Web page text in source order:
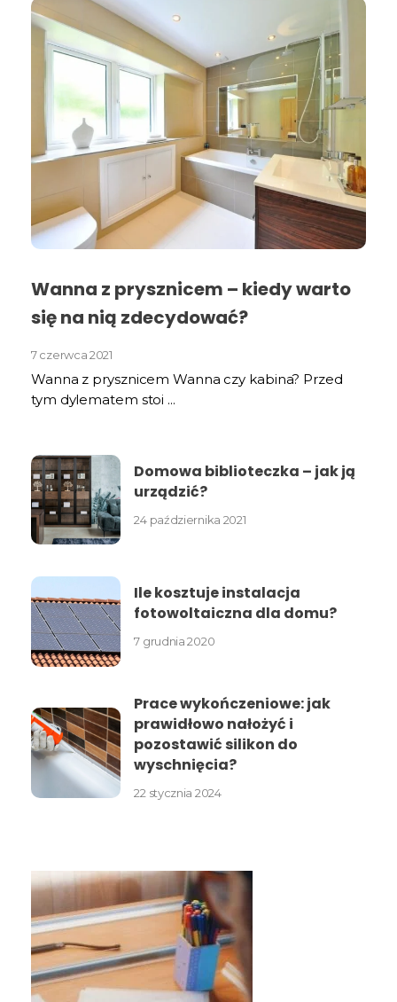
Wanna z prysznicem – kiedy warto
się na nią zdecydować?
7 czerwca 2021
Wanna z prysznicem Wanna czy kabina? Przed
tym dylematem stoi ...
Domowa biblioteczka – jak ją
urządzić?
24 października 2021
Ile kosztuje instalacja
fotowoltaiczna dla domu?
7 grudnia 2020
Prace wykończeniowe: jak
prawidłowo nałożyć i
pozostawić silikon do
wyschnięcia?
22 stycznia 2024